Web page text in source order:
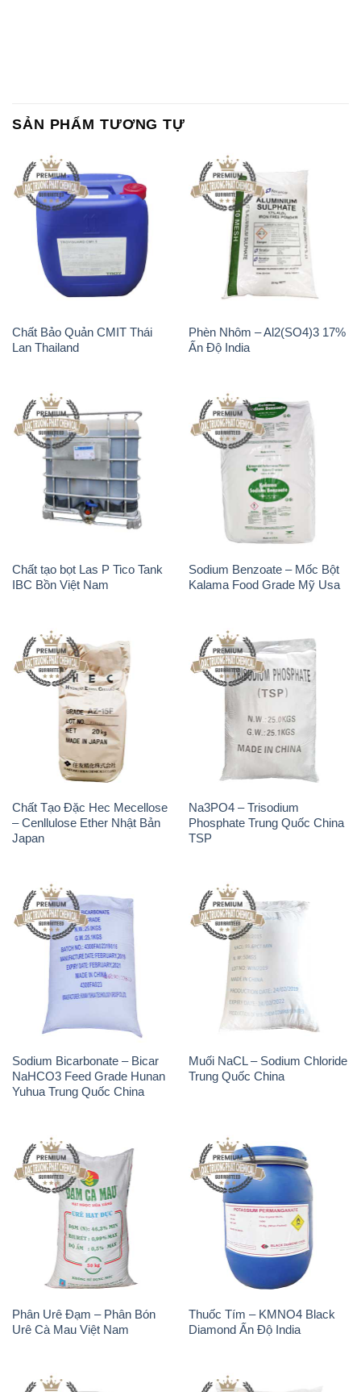
SẢN PHẨM TƯƠNG TỰ
Chất Bảo Quản CMIT Thái
Lan Thailand
Phèn Nhôm – Al2(SO4)3 17%
Ấn Độ India
Chất tạo bọt Las P Tico Tank
IBC Bồn Việt Nam
Sodium Benzoate – Mốc Bột
Kalama Food Grade Mỹ Usa
Chất Tạo Đặc Hec Mecellose
– Cenllulose Ether Nhật Bản
Japan
Na3PO4 – Trisodium
Phosphate Trung Quốc China
TSP
Sodium Bicarbonate – Bicar
NaHCO3 Feed Grade Hunan
Yuhua Trung Quốc China
Muối NaCL – Sodium Chloride
Trung Quốc China
Phân Urê Đạm – Phân Bón
Urê Cà Mau Việt Nam
Thuốc Tím – KMNO4 Black
Diamond Ấn Độ India